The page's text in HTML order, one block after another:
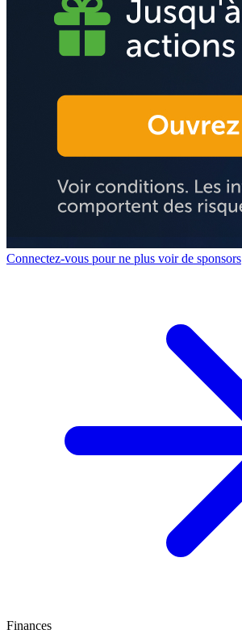
Connectez-vous pour ne plus voir de sponsors
Finances